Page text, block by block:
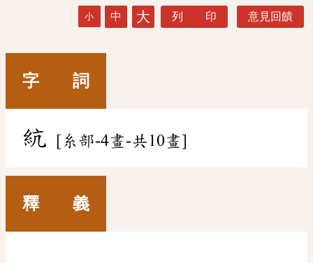
小 中 大 列 印 意見回饋
字 詞
䋁 [糸部-4畫-共10畫]
釋 義